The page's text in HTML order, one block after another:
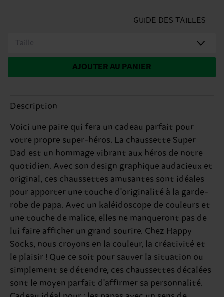
GUIDE DES TAILLES
Taille
AJOUTER AU PANIER
Description
Voici une paire qui fera un cadeau parfait pour
votre propre super-héros. La chaussette Super
Dad est un hommage vibrant aux héros de notre
quotidien. Avec son design graphique audacieux et
original, ces chaussettes amusantes sont idéales
pour apporter une touche d'originalité à la garde-
robe de papa. Avec un kaléidoscope de couleurs et
une touche de malice, elles ne manqueront pas de
lui faire afficher un grand sourire. Chez Happy
Socks, nous croyons en la couleur, la créativité et
le plaisir ! Que ce soit pour sauver la situation ou
simplement se détendre, ces chaussettes décalées
sont le moyen parfait d'affirmer sa personnalité.